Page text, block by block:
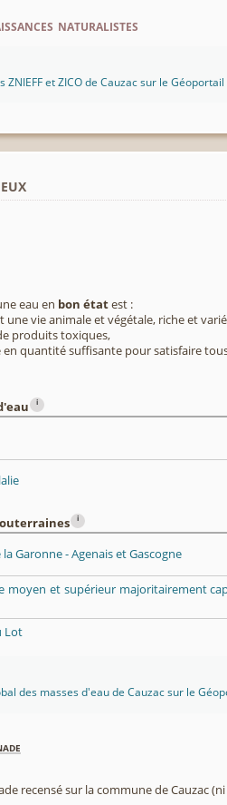
naturalistes
ZNIEFF et ZICO de Cauzac sur le Géoportail
eau en bon étatest :
une vie animale et végétale, riche et
produits toxiques,
quantité suffisante pour satisfaire
i
i
Garonne - Agenais et Gascogne
moyen et supérieur majoritairement
Lot
des masses d'eau de Cauzac sur le
recensé sur la commune de Cauzac